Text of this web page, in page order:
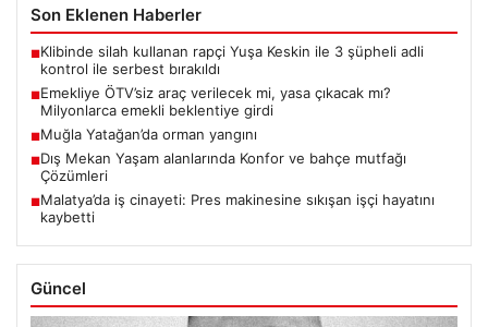
Son Eklenen Haberler
■Klibinde silah kullanan rapçi Yuşa Keskin ile 3 şüpheli adli
kontrol ile serbest bırakıldı
■Emekliye ÖTV’siz araç verilecek mi, yasa çıkacak mı?
Milyonlarca emekli beklentiye girdi
■Muğla Yatağan’da orman yangını
■Dış Mekan Yaşam alanlarında Konfor ve bahçe mutfağı
Çözümleri
■Malatya’da iş cinayeti: Pres makinesine sıkışan işçi hayatını
kaybetti
Güncel